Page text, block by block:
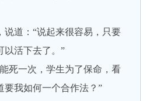
道：“说起来很容易，只要
以活下去了。”
一次，学生为了保命，看
要我如何一个合作法？”